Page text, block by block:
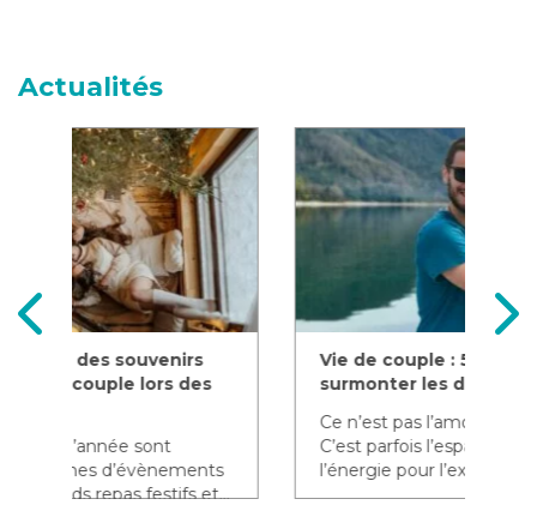
Actualités
Vie de couple : 5 clés pour
surmonter les défis du quotidien
Ce n’est pas l’amour qui manque.
C’est parfois l’espace, le temps,
l’énergie pour l’exprimer. Vivre...